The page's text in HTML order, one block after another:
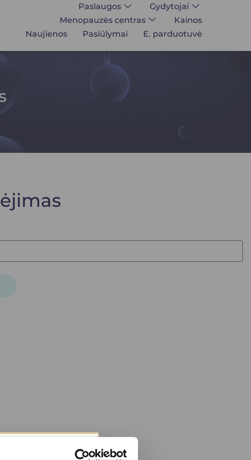
Paslaugos
Gydytojai
Menopauzės centras
Kainos
Naujienos
Pasiūlymai E. parduotuvė